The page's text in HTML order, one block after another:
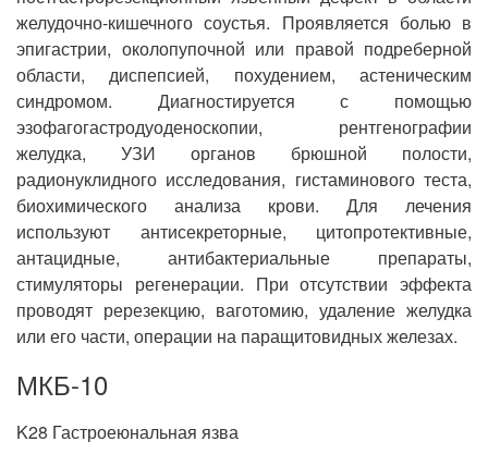
желудочно-кишечного соустья. Проявляется болью в
эпигастрии, околопупочной или правой подреберной
области, диспепсией, похудением, астеническим
синдромом. Диагностируется с помощью
эзофагогастродуоденоскопии, рентгенографии
желудка, УЗИ органов брюшной полости,
радионуклидного исследования, гистаминового теста,
биохимического анализа крови. Для лечения
используют антисекреторные, цитопротективные,
антацидные, антибактериальные препараты,
стимуляторы регенерации. При отсутствии эффекта
проводят ререзекцию, ваготомию, удаление желудка
или его части, операции на паращитовидных железах.
МКБ-10
K28 Гастроеюнальная язва